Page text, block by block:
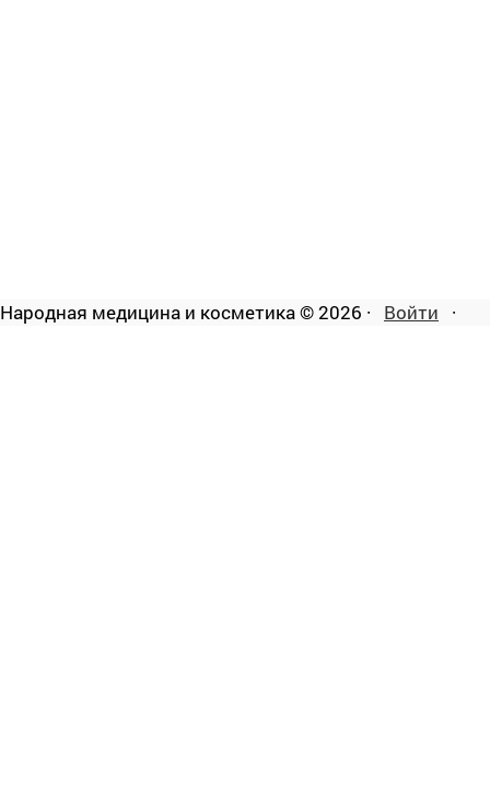
Народная медицина и косметика © 2026 · Войти ·